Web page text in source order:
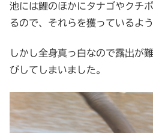
池には鯉のほかにタナゴやクチ
るので、それらを獲っているよう
しかし全身真っ白なので露出が
びしてしまいました。